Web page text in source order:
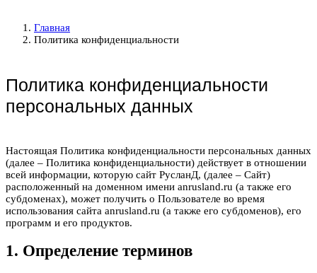
Главная
Политика конфиденциальности
Политика конфиденциальности
персональных данных
Настоящая Политика конфиденциальности персональных данных
(далее – Политика конфиденциальности) действует в отношении
всей информации, которую сайт РусланД, (далее – Сайт)
расположенный на доменном имени anrusland.ru (а также его
субдоменах), может получить о Пользователе во время
использования сайта anrusland.ru (а также его субдоменов), его
программ и его продуктов.
1. Определение терминов